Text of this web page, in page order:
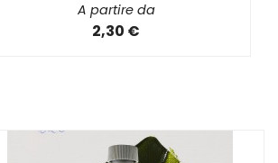
A partire da
2,30 €